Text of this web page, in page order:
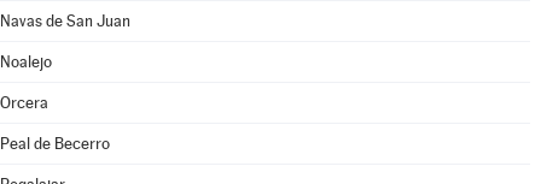
Navas de San Juan
Noalejo
Orcera
Peal de Becerro